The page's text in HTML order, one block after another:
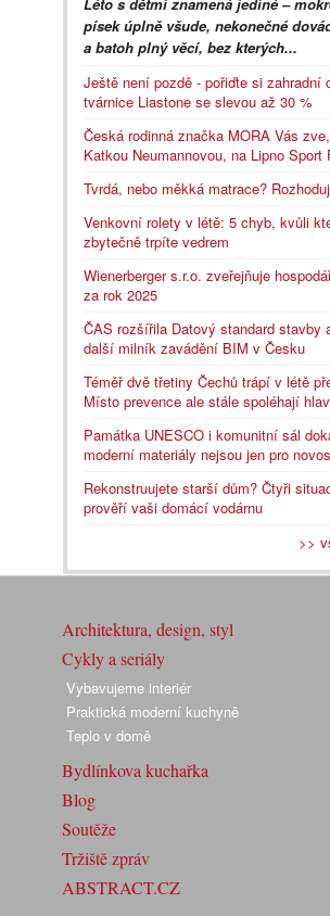
písek úplně všude, nekonečné
a batoh plný věcí, bez kterých...
Ještě není pozdě - pořiďte si zahradní
tvárnice Liastone se slevou až 30 %
Česká rodinná značka MORA Vás
Katkou Neumannovou, na Lipno Sport
Tvrdá, nebo měkká matrace?
Venkovní rolety v létě: 5 chyb, kvůli
zbytečně trpíte vedrem
Wienerberger s.r.o. zveřejňuje
za rok 2025
ČAS rozšířila Datový standard stavby
další milník zavádění BIM v Česku
Téměř dvě třetiny Čechů trápí v létě
Místo prevence ale stále spoléhají
Památka UNESCO i komunitní sál
moderní materiály nejsou jen pro
Rekonstruujete starší dům? Čtyři
prověří vaši domácí vodárnu
>>
Architektura, design, styl
Cykly a seriály
Vybavujeme interiér
Praktická moderní kuchyně
Teplo v domě
Bydlínkova kuchařka
Blog
Soutěže
Tržiště zpráv
ABSTRACT.CZ